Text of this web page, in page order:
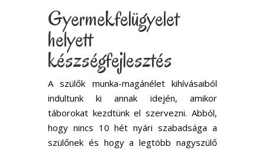
Gyermekfelügyelet
helyett
készségfejlesztés
A szülők munka-magánélet kihívásaiból
indultunk ki annak idején, amikor
táborokat kezdtünk el szervezni. Abból,
hogy nincs 10 hét nyári szabadsága a
szülőnek és hogy a legtöbb nagyszülő